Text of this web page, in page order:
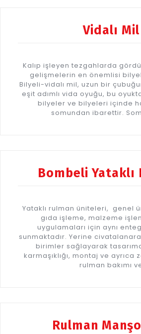
Vidalı Mil
Kalıp işleyen tezgahlarda
gelişmelerin en önemlisi
Bilyeli-vidalı mil, uzun bir
eşit adımlı vida oyuğu, bu
bilyeler ve bilyeleri içinde
somundan ibarettir.
Bombeli Yataklı
Yataklı rulman üniteleri, genel
gıda işleme, malzeme
uygulamaları için aynı
sunmaktadır. Yerine
birimler sağlayarak
karmaşıklığı, montaj ve
rulman bakımı
Rulman